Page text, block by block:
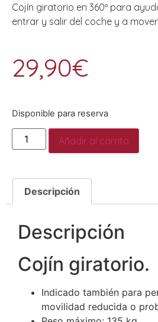
Cojín giratorio en 360º para
entrar y salir del coche y a
29,90€
Disponible para reserva
Añadir al carrito
Descripción
Descripción
Cojín giratorio.
Indicado también para
movilidad reducida o